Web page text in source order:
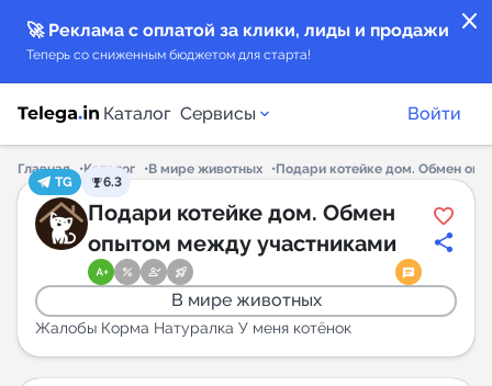
close
🚀 Реклама с оплатой за клики, лиды и продажи
Теперь со сниженным бюджетом для старта!
Каталог Сервисы
Каталог каналов
Каталог ботов
Горящие предложения
Индекс читаемости каналов в Telegram
Войти
Главная Каталог В мире животных
Подари котейке дом. Обмен
TG
6.3
Подари котейке дом. Обмен
опытом между участниками
В мире животных
Жалобы Корма Натуралка У меня котёнок